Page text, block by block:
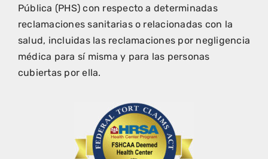
Pública (PHS) con respecto a determinadas
reclamaciones sanitarias o relacionadas con la
salud, incluidas las reclamaciones por negligencia
médica para sí misma y para las personas
cubiertas por ella.